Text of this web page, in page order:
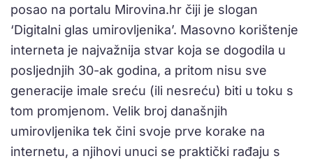
posao na portalu Mirovina.hr čiji je slogan
‘Digitalni glas umirovljenika’. Masovno korištenje
interneta je najvažnija stvar koja se dogodila u
posljednjih 30-ak godina, a pritom nisu sve
generacije imale sreću (ili nesreću) biti u toku s
tom promjenom. Velik broj današnjih
umirovljenika tek čini svoje prve korake na
internetu, a njihovi unuci se praktički rađaju s